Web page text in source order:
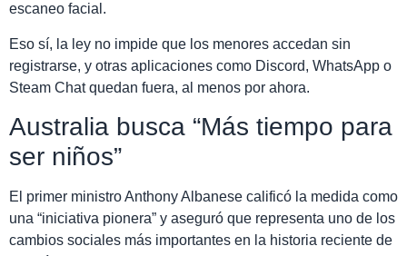
escaneo facial.
Eso sí, la ley no impide que los menores accedan sin
registrarse, y otras aplicaciones como Discord, WhatsApp o
Steam Chat quedan fuera, al menos por ahora.
Australia busca “Más tiempo para
ser niños”
El primer ministro Anthony Albanese calificó la medida como
una “iniciativa pionera” y aseguró que representa uno de los
cambios sociales más importantes en la historia reciente de